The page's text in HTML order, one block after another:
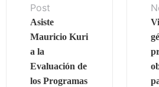
Post
Asiste
Mauricio Kuri
a la
Evaluación de
los Programas